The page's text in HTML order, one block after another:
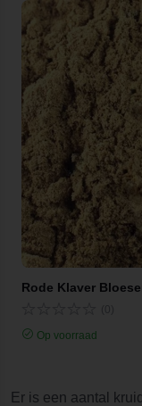
Rode Klaver
Op voorraad
Er is een aantal